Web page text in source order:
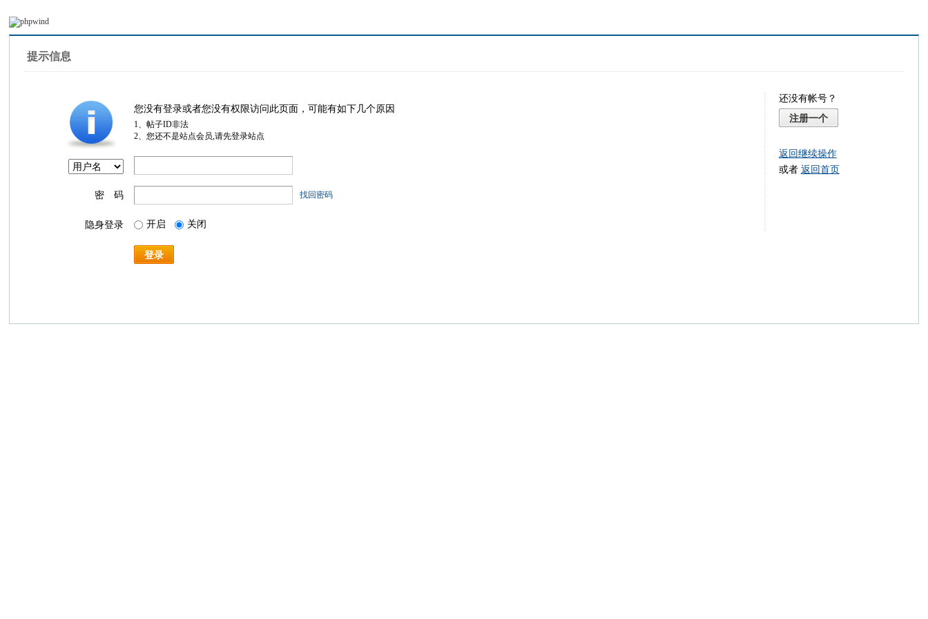
提示信息
您没有登录或者您没有权限访问此页面，可能有如下几个原因
1、帖子ID非法
2、您还不是站点会员,请先登录站点
密 码 找回密码
隐身登录 开启 关闭
登录
还没有帐号？
注册一个
返回继续操作
或者 返回首页